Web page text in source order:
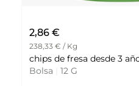
2,86 €
238,33 € / Kg
Bolsa
12 G